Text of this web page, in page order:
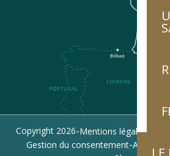
LE
Copyright 2026-Mentions légales-
Gestion du consentement-